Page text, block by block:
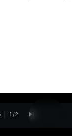
1 /2